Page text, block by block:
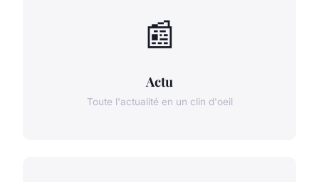
📰
Actu
Toute l'actualité en un clin d'oeil